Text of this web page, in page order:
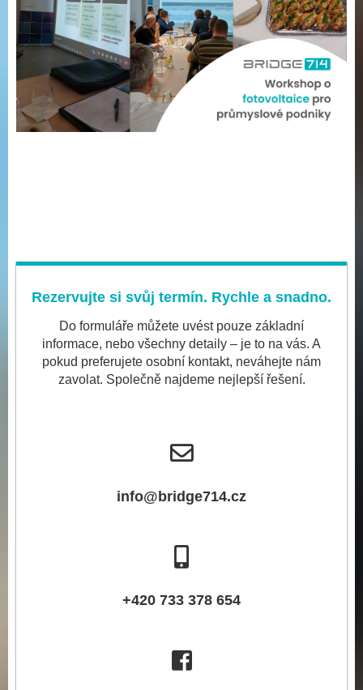
Rezervujte si svůj termín. Rychle a snadno.
Do formuláře můžete uvést pouze základní
informace, nebo všechny detaily – je to na vás. A
pokud preferujete osobní kontakt, neváhejte nám
zavolat. Společně najdeme nejlepší řešení.
info@bridge714.cz
+420 733 378 654